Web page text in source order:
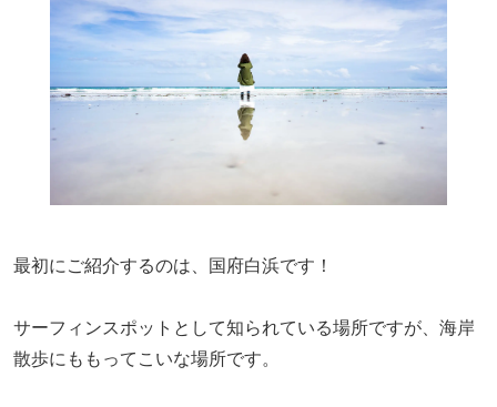
最初にご紹介するのは、国府白浜です！
サーフィンスポットとして知られている場所ですが、海岸
散歩にももってこいな場所です。